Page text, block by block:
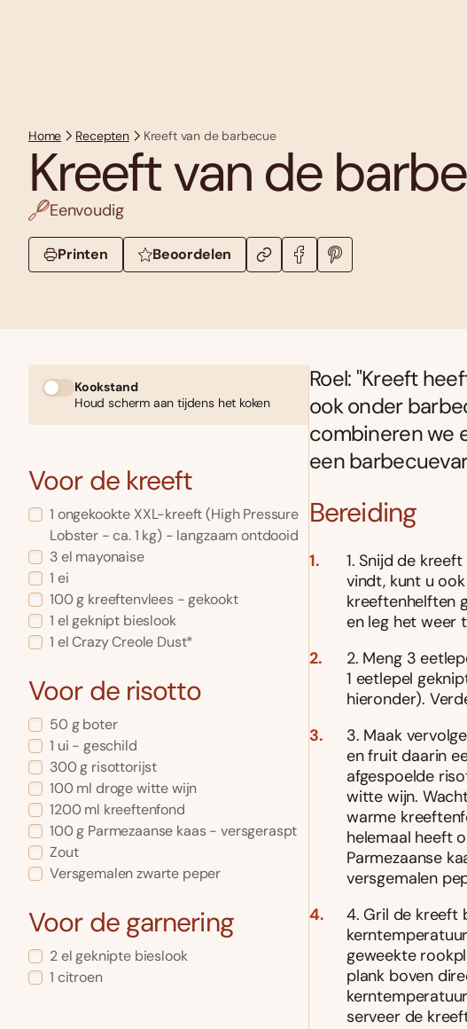
Home Recepten Kreeft van de barbecue
Kreeft van de
Eenvoudig
Printen Beoordelen
Kookstand
Houd scherm aan tijdens het koken
Voor de kreeft
1 ongekookte XXL-kreeft (High Pressure
Lobster - ca. 1 kg) - langzaam ontdooid
3 el mayonaise
1 ei
100 g kreeftenvlees - gekookt
1 el geknipt bieslook
1 el Crazy Creole Dust*
Voor de risotto
50 g boter
1 ui - geschild
300 g risottorijst
100 ml droge witte wijn
1200 ml kreeftenfond
100 g Parmezaanse kaas - versgeraspt
Zout
Versgemalen zwarte peper
Voor de garnering
2 el geknipte bieslook
1 citroen
Roel: "Kreeft
ook onder
combineren we
een
Bereiding
1. Snijd de
vindt, kunt u
kreeftenhelften
en leg het weer
2. Meng 3
1 eetlepel
hieronder).
3. Maak
en fruit daarin
afgespoelde
witte wijn.
warme
helemaal heeft
Parmezaanse
versgemalen
4. Gril de kreeft
geweekte
plank boven
serveer de